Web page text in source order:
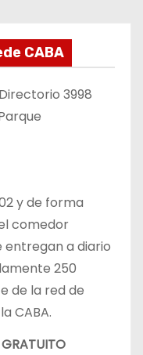
CABA
3998
y de forma
comedor
a diario
250
de la red de
CABA.